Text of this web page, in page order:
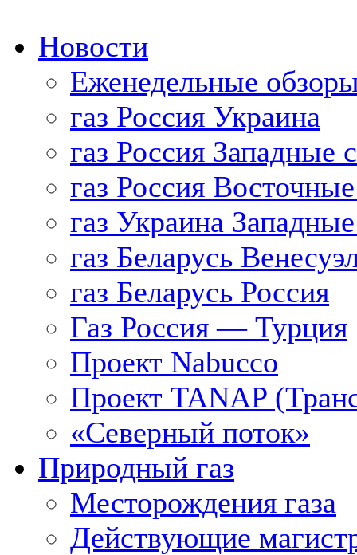
Новости
Еженедельные
газ Россия Украина
газ Россия Западные
газ Россия
газ Украина
газ Беларусь
газ Беларусь Россия
Газ Россия — Турция
Проект Nabucco
Проект TANAP
«Северный поток»
Природный газ
Месторождения газа
Действующие